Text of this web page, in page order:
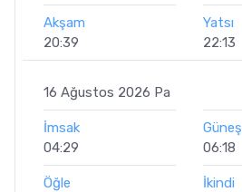
Akşam
20:39
Yatsı
22:13
16 Ağustos 2026 Pa
İmsak
04:29
Güneş
06:18
Öğle
İkindi